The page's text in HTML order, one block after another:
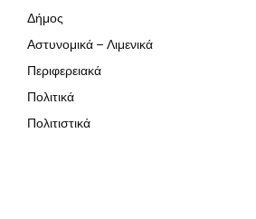
Δήμος
Αστυνομικά – Λιμενικά
Περιφερειακά
Πολιτικά
Πολιτιστικά